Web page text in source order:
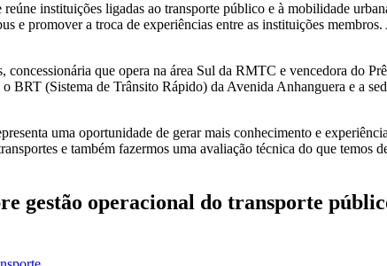
instituições ligadas ao transporte público e à mobilidade
e promover a troca de experiências entre as instituições
concessionária que opera na área Sul da RMTC e vencedora do
(Sistema de Trânsito Rápido) da Avenida Anhanguera e a
uma oportunidade de gerar mais conhecimento e
e também fazermos uma avaliação técnica do que temos
gestão operacional do transporte